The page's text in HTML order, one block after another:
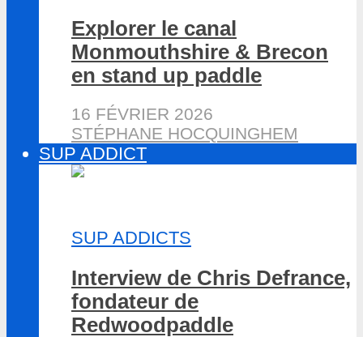
Explorer le canal
Monmouthshire & Brecon
en stand up paddle
16 FÉVRIER 2026
STÉPHANE HOCQUINGHEM
SUP ADDICT
SUP ADDICTS
Interview de Chris Defrance,
fondateur de
Redwoodpaddle